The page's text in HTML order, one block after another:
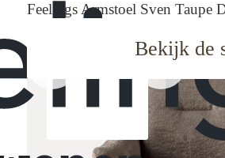
Feelings Armstoel Sven Taupe
Bekijk de